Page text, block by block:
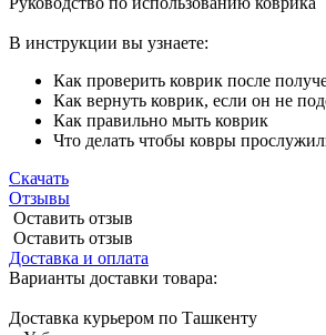
В инструкции вы узнаете:
Как проверить коврик после
Как вернуть коврик, если он не
Как правильно мыть коврик
Что делать чтобы ковры
Скачать
Отзывы
Оставить отзыв
Оставить отзыв
Доставка и оплата
Варианты доставки товара:
Доставка курьером по Ташкенту